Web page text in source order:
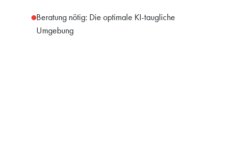
Beratung nötig: Die optimale KI-taugliche
Umgebung